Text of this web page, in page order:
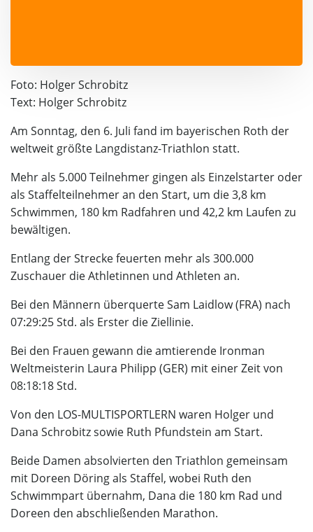
Foto: Holger Schrobitz
Text: Holger Schrobitz
Am Sonntag, den 6. Juli fand im bayerischen Roth der
weltweit größte Langdistanz-Triathlon statt.
Mehr als 5.000 Teilnehmer gingen als Einzelstarter oder
als Staffelteilnehmer an den Start, um die 3,8 km
Schwimmen, 180 km Radfahren und 42,2 km Laufen zu
bewältigen.
Entlang der Strecke feuerten mehr als 300.000
Zuschauer die Athletinnen und Athleten an.
Bei den Männern überquerte Sam Laidlow (FRA) nach
07:29:25 Std. als Erster die Ziellinie.
Bei den Frauen gewann die amtierende Ironman
Weltmeisterin Laura Philipp (GER) mit einer Zeit von
08:18:18 Std.
Von den LOS-MULTISPORTLERN waren Holger und
Dana Schrobitz sowie Ruth Pfundstein am Start.
Beide Damen absolvierten den Triathlon gemeinsam
mit Doreen Döring als Staffel, wobei Ruth den
Schwimmpart übernahm, Dana die 180 km Rad und
Doreen den abschließenden Marathon.